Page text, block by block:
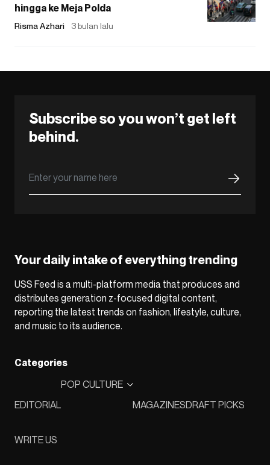
hingga ke Meja Polda
Risma Azhari 3 bulan lalu
Subscribe so you won’t get left
behind.
Your daily intake of everything trending
USS Feed is a multi-platform media that produces and
distributes generation z-focused digital content,
reporting the latest trends on fashion, lifestyle, culture,
and music to its audience.
Categories
EDITORIAL
POP CULTURE
MAGAZINESDRAFT PICKS
WRITE US